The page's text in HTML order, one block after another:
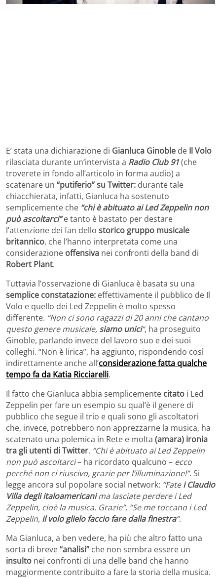
E’ stata una dichiarazione di Gianluca Ginoble de Il Volo
rilasciata durante un’intervista a Radio Club 91(che
troverete in fondo all’articolo in forma audio) a
scatenare un “putiferio” su Twitter: durante tale
chiacchierata, infatti, Gianluca ha sostenuto
semplicemente che “chi è abituato ai Led Zeppelin non
può ascoltarci”e tanto è bastato per destare
l’attenzione dei fan dello storico gruppo musicale
britannico, che l’hanno interpretata come una
considerazione offensiva nei confronti della band di
Robert Plant.
Tuttavia l’osservazione di Gianluca è basata su una
semplice constatazione: effettivamente il pubblico de Il
Volo e quello dei Led Zeppelin è molto spesso
differente. “Non ci sono ragazzi di 20 anni che cantano
questo genere musicale, siamo unici“, ha proseguito
Ginoble, parlando invece del lavoro suo e dei suoi
colleghi. “Non è lirica”, ha aggiunto, rispondendo così
indirettamente anche all’considerazione fatta qualche
tempo fa da Katia Ricciarelli.
Il fatto che Gianluca abbia semplicemente citato i Led
Zeppelin per fare un esempio su qual’è il genere di
pubblico che segue il trio e quali sono gli ascoltatori
che, invece, potrebbero non apprezzarne la musica, ha
scatenato una polemica in Rete e molta (amara) ironia
tra gli utenti di Twitter. “Chi è abituato ai Led Zeppelin
non può ascoltarci– ha ricordato qualcuno – ecco
perché non ci riuscivo, grazie per l’illuminazione!”. Si
legge ancora sul popolare social network: “Fatei Claudio
Villa degli italoamericanima lasciate perdere i Led
Zeppelin, cioè la musica. Grazie”, “Se me toccano i Led
Zeppelin, il volo glielo faccio fare dalla finestra“.
Ma Gianluca, a ben vedere, ha più che altro fatto una
sorta di breve“analisi” che non sembra essere un
insulto nei confronti di una delle band che hanno
maggiormente contribuito a fare la storia della musica.